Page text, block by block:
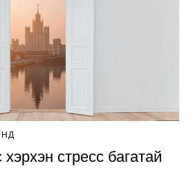
стресс багатай